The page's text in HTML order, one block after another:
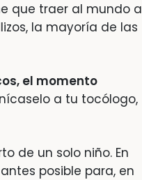
que traer al mundo a
la mayoría de las
el momento
a tu tocólogo,
de un solo niño. En
posible para, en